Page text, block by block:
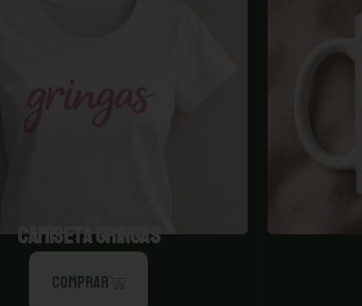
CAMISETA GRINGAS
COMPRAR